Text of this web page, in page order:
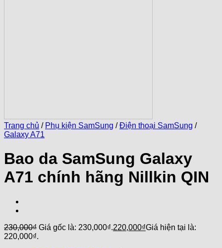
Trang chủ / Phụ kiện SamSung / Điện thoại SamSung /
Galaxy A71
Bao da SamSung Galaxy
A71 chính hãng Nillkin QIN
230,000₫ Giá gốc là: 230,000₫.220,000₫Giá hiện tại là:
220,000₫.